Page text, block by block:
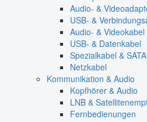
Audio- &
USB- &
Audio- & Videokabel
USB- & Datenkabel
Spezialkabel & SATA
Netzkabel
Kommunikation & Audio
Kopfhörer & Audio
LNB &
Fernbedienungen